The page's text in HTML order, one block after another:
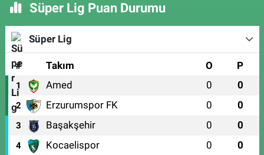
Süper Lig Puan Durumu
Süper Lig
# Takım O P
1 Amed 0 0
2 Erzurumspor FK 0 0
3 Başakşehir 0 0
4 Kocaelispor 0 0